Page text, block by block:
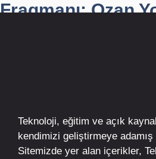
Fragmanı: Ozan
Teknoloji, eğitim ve açık
kendimizi geliştirmeye
Sitemizde yer alan içerikler,